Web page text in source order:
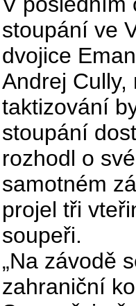
stoupání ve
dvojice
Andrej Cully,
taktizování
stoupání
rozhodl o
samotném
projel tři
soupeři.
„Na závodě
zahraniční